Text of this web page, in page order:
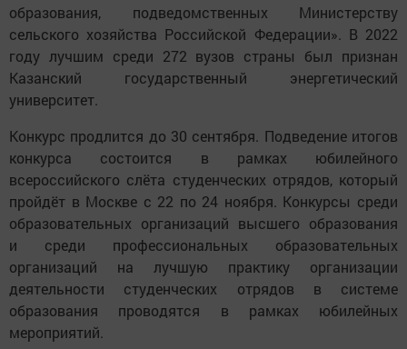
образования, подведомственных Министерству
сельского хозяйства Российской Федерации». В 2022
году лучшим среди 272 вузов страны был признан
Казанский государственный энергетический
университет.
Конкурс продлится до 30 сентября. Подведение итогов
конкурса состоится в рамках юбилейного
всероссийского слёта студенческих отрядов, который
пройдёт в Москве с 22 по 24 ноября. Конкурсы среди
образовательных организаций высшего образования
и среди профессиональных образовательных
организаций на лучшую практику организации
деятельности студенческих отрядов в системе
образования проводятся в рамках юбилейных
мероприятий.